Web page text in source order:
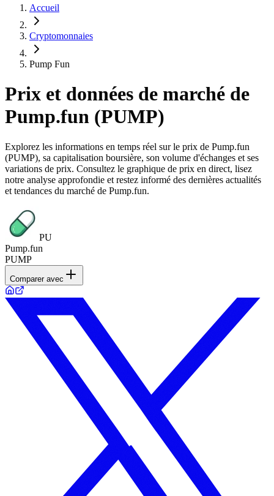
Accueil
Cryptomonnaies
Pump Fun
Prix et données de marché de
Pump.fun (PUMP)
Explorez les informations en temps réel sur le prix de Pump.fun
(PUMP), sa capitalisation boursière, son volume d'échanges et ses
variations de prix. Consultez le graphique de prix en direct, lisez
notre analyse approfondie et restez informé des dernières actualités
et tendances du marché de Pump.fun.
PU
Pump.fun
PUMP
Comparer avec